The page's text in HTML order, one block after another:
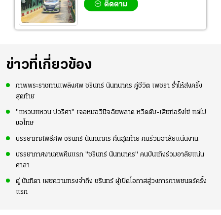
ติดตาม
ข่าวที่เกี่ยวข้อง
ภาพพระราชทานเพลิงศพ ชรินทร์ นันทนาคร คู่ชีวิต เพชรา ร่ำไห้ส่งครั้ง
สุดท้าย
"แหวนแหวน ปวริศา" เจอหมอวินิจฉัยพลาด หวิดดับ-เสียท่อรังไข่ แต่ไม่
ขอโทษ
บรรยากาศพิธีศพ ชรินทร์ นันทนาคร คืนสุดท้าย คนร่วมอาลัยแน่นงาน
บรรยากาศงานศพคืนแรก "ชรินทร์ นันทนาคร" คนบันเทิงร่วมอาลัยแน่น
ศาลา
ตู่ นันทิดา เผยความทรงจำถึง ชรินทร์ ผู้เปิดโอกาสสู่วงการภาพยนตร์ครั้ง
แรก